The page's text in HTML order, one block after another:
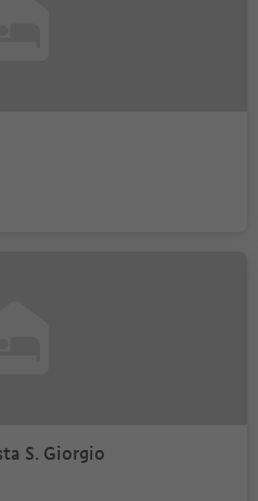
S. Giorgio